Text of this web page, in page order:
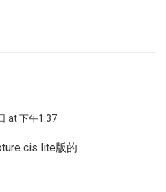
at 下午1:37
cis lite版的